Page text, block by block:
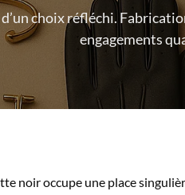
choix réfléchi.
engagements
noir occupe une place